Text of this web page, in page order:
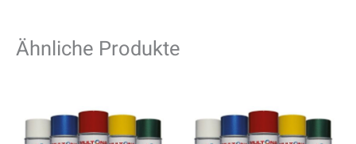
Ähnliche Produkte